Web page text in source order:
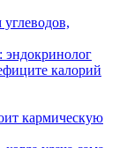
эндокринолог
калорий
кармическую